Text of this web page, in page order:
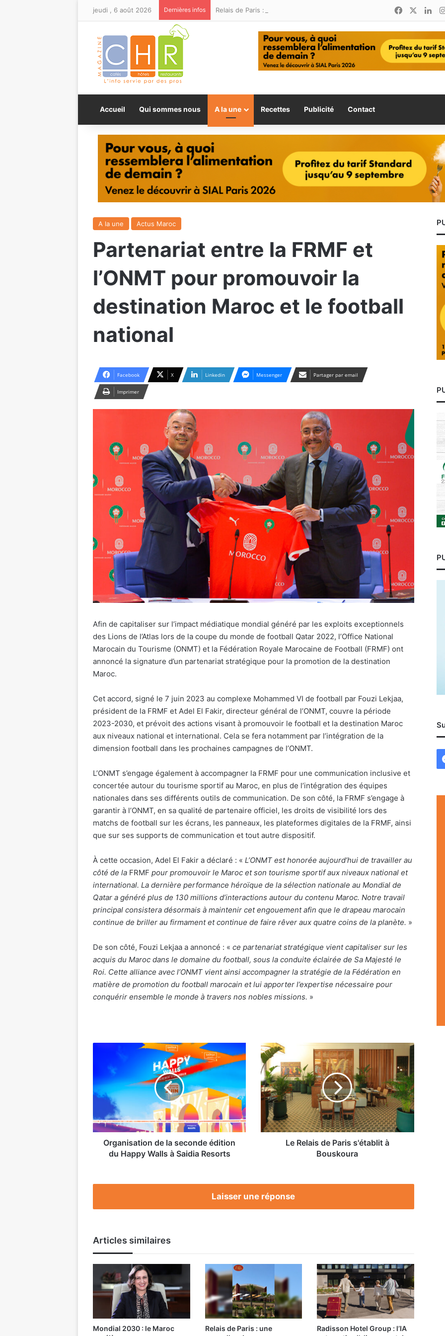
jeudi , 6 août 2026 Dernières infos Facebook
Accueil Qui sommes nous A la une Recettes Publicité Contact
A la une Actus Maroc
Partenariat entre la FRMF et
l’ONMT pour promouvoir la
destination Maroc et le football
national
Facebook X Linkedin Messenger Partager par email
Imprimer
Afin de capitaliser sur l’impact médiatique mondial généré par les exploits exceptionnels
des Lions de l’Atlas lors de la coupe du monde de football Qatar 2022, l’Office National
Marocain du Tourisme (ONMT) et la Fédération Royale Marocaine de Football (FRMF) ont
annoncé la signature d’un partenariat stratégique pour la promotion de la destination
Maroc.
Cet accord, signé le 7 juin 2023 au complexe Mohammed VI de football par Fouzi Lekjaa,
président de la FRMF et Adel El Fakir, directeur général de l’ONMT, couvre la période
2023-2030, et prévoit des actions visant à promouvoir le football et la destination Maroc
aux niveaux national et international. Cela se fera notamment par l’intégration de la
dimension football dans les prochaines campagnes de l’ONMT.
L’ONMT s’engage également à accompagner la FRMF pour une communication inclusive et
concertée autour du tourisme sportif au Maroc, en plus de l’intégration des équipes
nationales dans ses différents outils de communication. De son côté, la FRMF s’engage à
garantir à l’ONMT, en sa qualité de partenaire officiel, les droits de visibilité lors des
matchs de football sur les écrans, les panneaux, les plateformes digitales de la FRMF, ainsi
que sur ses supports de communication et tout autre dispositif.
À cette occasion, Adel El Fakir a déclaré : « L’ONMT est honorée aujourd’hui de travailler au
côté de la FRMF pour promouvoir le Maroc et son tourisme sportif aux niveaux national et
international. La dernière performance héroïque de la sélection nationale au Mondial de
Qatar a généré plus de 130 millions d’interactions autour du contenu Maroc. Notre travail
principal consistera désormais à maintenir cet engouement afin que le drapeau marocain
continue de briller au firmament et continue de faire rêver aux quatre coins de la planète. »
De son côté, Fouzi Lekjaa a annoncé : « ce partenariat stratégique vient capitaliser sur les
acquis du Maroc dans le domaine du football, sous la conduite éclairée de Sa Majesté le
Roi. Cette alliance avec l’ONMT vient ainsi accompagner la stratégie de la Fédération en
matière de promotion du football marocain et lui apporter l’expertise nécessaire pour
conquérir ensemble le monde à travers nos nobles missions. »
seconde
édition
du
Walls
à
Saidia
Resorts
Organisation de la seconde édition
du Happy Walls à Saidia Resorts
Le
Relais
de
Paris
s'établit
à
Bouskoura
Le Relais de Paris s'établit à
Bouskoura
Laisser une réponse
Articles similaires
Mondial 2030 : le Maroc
Relais de Paris : une
Radisson Hotel Group : l’IA